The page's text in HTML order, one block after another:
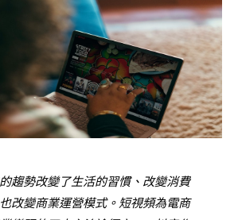
趨勢改變了生活的習慣、改變消費
改變商業運營模式。短視頻為電商